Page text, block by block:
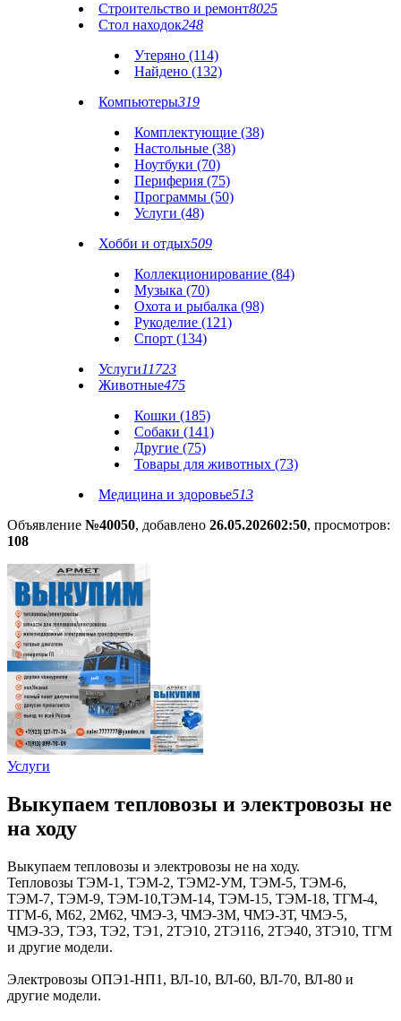
Строительство и ремонт8025
Стол находок248
Утеряно (114)
Найдено (132)
Компьютеры319
Комплектующие (38)
Настольные (38)
Ноутбуки (70)
Периферия (75)
Программы (50)
Услуги (48)
Хобби и отдых509
Коллекционирование (84)
Музыка (70)
Охота и рыбалка (98)
Рукоделие (121)
Спорт (134)
Услуги11723
Животные475
Кошки (185)
Собаки (141)
Другие (75)
Товары для животных (73)
Медицина и здоровье513
Объявление №40050, добавлено 26.05.202602:50, просмотров:
108
Услуги
Выкупаем тепловозы и электровозы не
на ходу
Выкупаем тепловозы и электровозы не на ходу.
Тепловозы ТЭМ-1, ТЭМ-2, ТЭМ2-УМ, ТЭМ-5, ТЭМ-6,
ТЭМ-7, ТЭМ-9, ТЭМ-10,ТЭМ-14, ТЭМ-15, ТЭМ-18, ТГМ-4,
ТГМ-6, М62, 2М62, ЧМЭ-3, ЧМЭ-3М, ЧМЭ-3Т, ЧМЭ-5,
ЧМЭ-3Э, ТЭЗ, ТЭ2, ТЭ1, 2ТЭ10, 2ТЭ116, 2ТЭ40, 3ТЭ10, ТГМ
и другие модели.
Электровозы ОПЭ1-НП1, ВЛ-10, ВЛ-60, ВЛ-70, ВЛ-80 и
другие модели.